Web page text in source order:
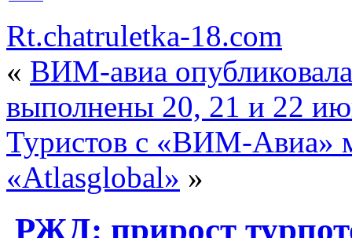
Rt.chatruletka-18.com
« ВИМ-авиа
выполнены 20, 21 и 22
Туристов с «ВИМ-Авиа»
«Atlasglobal» »
РЖД: прирост